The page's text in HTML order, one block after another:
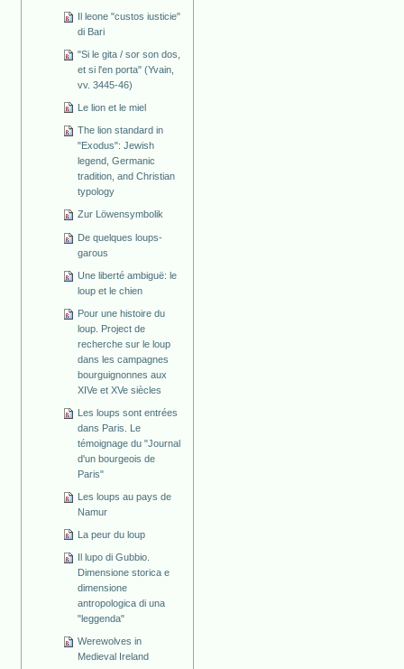
Il leone "custos iusticie"
di Bari
"Si le gita / sor son dos,
et si l'en porta" (Yvain,
vv. 3445-46)
Le lion et le miel
The lion standard in
"Exodus": Jewish
legend, Germanic
tradition, and Christian
typology
Zur Löwensymbolik
De quelques loups-
garous
Une liberté ambiguë: le
loup et le chien
Pour une histoire du
loup. Project de
recherche sur le loup
dans les campagnes
bourguignonnes aux
XIVe et XVe siècles
Les loups sont entrées
dans Paris. Le
témoignage du "Journal
d'un bourgeois de
Paris"
Les loups au pays de
Namur
La peur du loup
Il lupo di Gubbio.
Dimensione storica e
dimensione
antropologica di una
"leggenda"
Werewolves in
Medieval Ireland